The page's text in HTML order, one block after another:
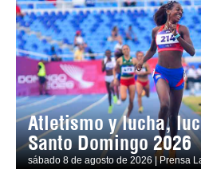
Atletismo y lucha,
Santo Domingo 2026
sábado 8 de agosto de 2026 | Prensa